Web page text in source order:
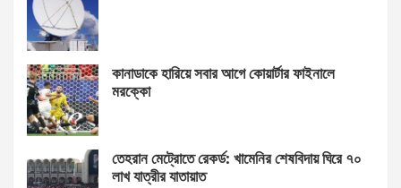
কানাডাকে হারিয়ে সবার আগে কোয়ার্টার ফাইনালে
মরক্কো
তেহরান মেট্রোতে রেকর্ড: খামেনির শেষবিদায় ঘিরে ৭০
লাখ যাত্রীর যাতায়াত